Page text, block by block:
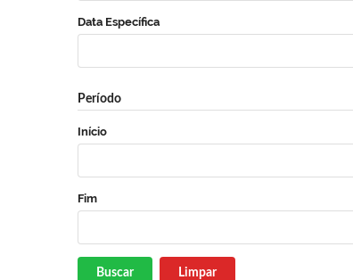
Data Específica
Período
Início
Fim
Buscar Limpar